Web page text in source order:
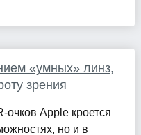
«умных» линз,
зрения
очков Apple кроется
но и в